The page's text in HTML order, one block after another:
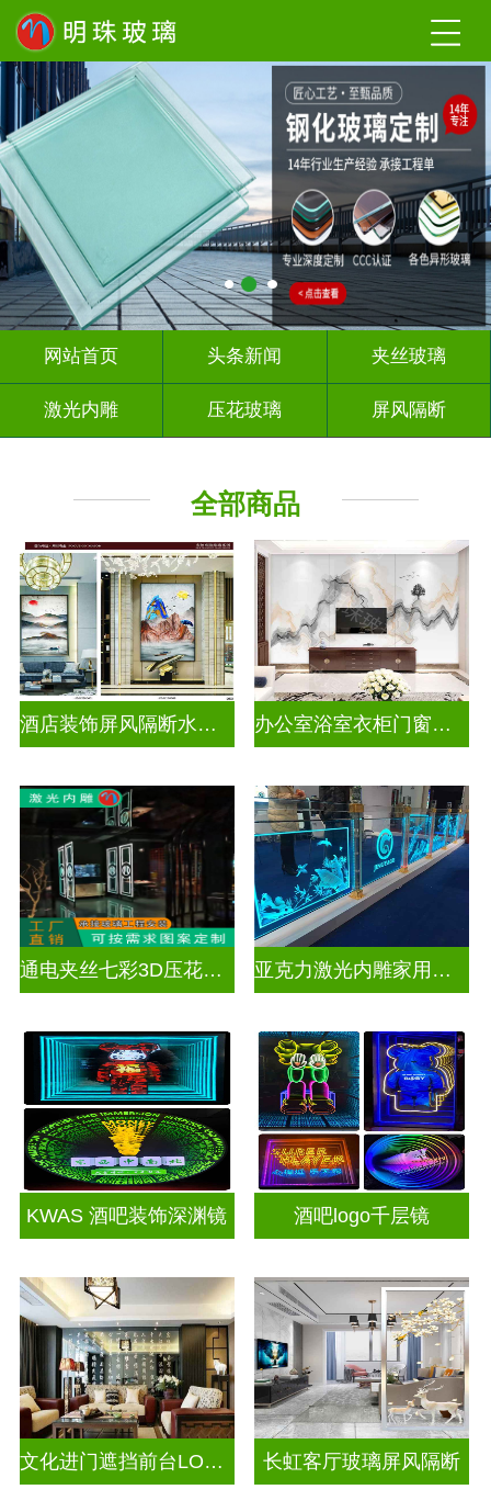
网站首页 头条新闻 夹丝玻璃
激光内雕 压花玻璃 屏风隔断
全部商品
酒店装饰屏风隔断水墨山水画玻璃 办公室浴室衣柜门窗户山水画玻璃
通电夹丝七彩3D压花激光内雕玻璃 亚克力激光内雕家用玄关隔断
KWAS 酒吧装饰深渊镜 酒吧logo千层镜
文化进门遮挡前台LOGO电视玻璃背景墙 长虹客厅玻璃屏风隔断